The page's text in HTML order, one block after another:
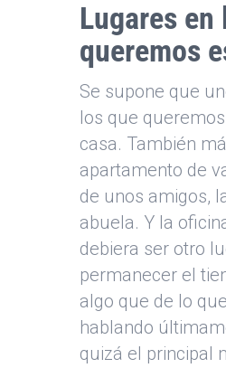
Lugares en
queremos
Se supone que
los que
casa. También
apartamento de
de unos amigos,
abuela. Y la
debiera ser otro
permanecer el
algo que de lo
hablando
quizá el principal